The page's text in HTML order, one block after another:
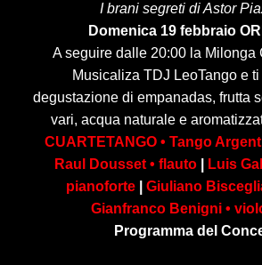
I brani segreti di Astor
Domenica 19 febbraio
A seguire dalle 20:00 la Milonga
Musicaliza TDJ LeoTango e
degustazione di empanadas, frutta
vari, acqua naturale e
CUARTETANGO • Tango
Raul Dousset • flauto|
Luis
pianoforte| Giuliano
Gianfranco Benigni •
Programma del